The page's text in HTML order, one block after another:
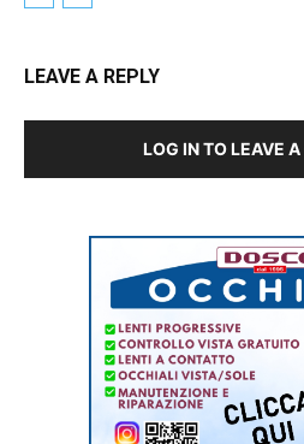
LEAVE A REPLY
LOG IN TO LEAVE